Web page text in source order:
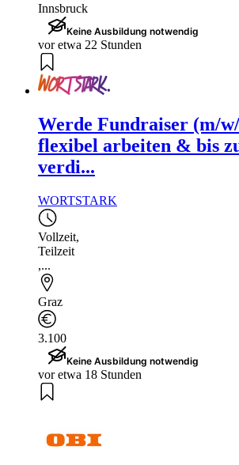
Innsbruck
Keine Ausbildung notwendig
vor etwa 22 Stunden
Werde Fundraiser (m/
flexibel arbeiten & bis
verdi...
WORTSTARK
Vollzeit,
Teilzeit
,...
Graz
3.100
Keine Ausbildung notwendig
vor etwa 18 Stunden